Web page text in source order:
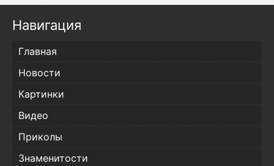
Навигация
Главная
Новости
Картинки
Видео
Приколы
Знаменитости